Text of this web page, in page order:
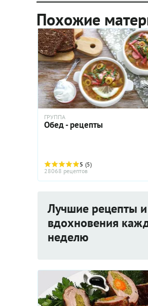
Похожие
ГРУППА
Обед - рецепты
5 (5)
28068 рецептов
Лучшие рецепты
вдохновения
неделю